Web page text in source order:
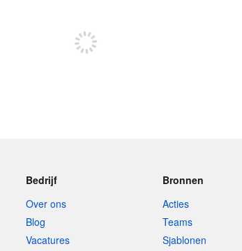
Bedrijf
Over ons
Blog
Vacatures
Bronnen
Acties
Teams
Sjablonen